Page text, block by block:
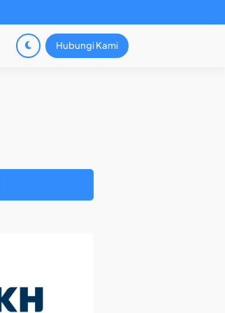
Hubungi Kami